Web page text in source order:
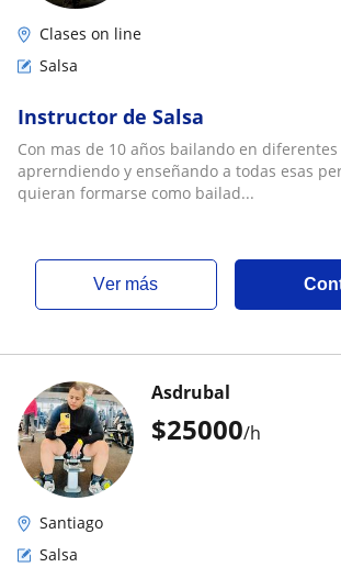
Clases on line
Salsa
Instructor de Salsa
Con mas de 10 años bailando en
aprerndiendo y enseñando a todas esas
quieran formarse como bailad...
ver más
$25000/h
Asdrubal
Santiago
Salsa